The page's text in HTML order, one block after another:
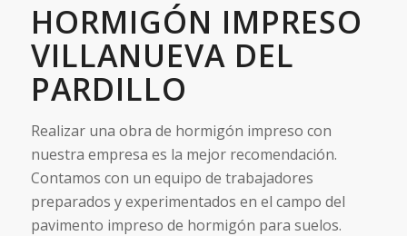
HORMIGÓN IMPRESO
VILLANUEVA DEL
PARDILLO
Realizar una obra de hormigón impreso con
nuestra empresa es la mejor recomendación.
Contamos con un equipo de trabajadores
preparados y experimentados en el campo del
pavimento impreso de hormigón para suelos.